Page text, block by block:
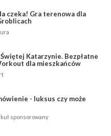
czeka! Gra terenowa dla
Katarzynie. Bezpłatne
dla mieszkańców
- luksus czy może
sponsorowany